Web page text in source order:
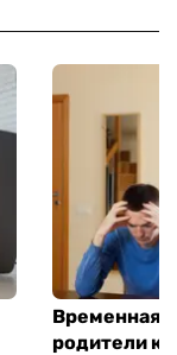
Временная
родители